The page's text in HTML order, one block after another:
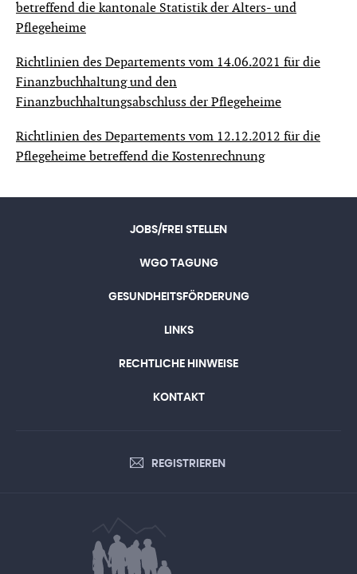
betreffend die kantonale Statistik der Alters- und
Pflegeheime
Richtlinien des Departements vom 14.06.2021 für die
Finanzbuchhaltung und den
Finanzbuchhaltungsabschluss der Pflegeheime
Richtlinien des Departements vom 12.12.2012 für die
Pflegeheime betreffend die Kostenrechnung
JOBS/FREI STELLEN
WGO TAGUNG
GESUNDHEITSFÖRDERUNG
LINKS
RECHTLICHE HINWEISE
KONTAKT
REGISTRIEREN